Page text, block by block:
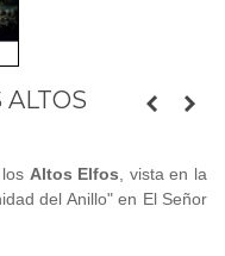
Altos Elfos , vista en la
del Anillo" en El Señor